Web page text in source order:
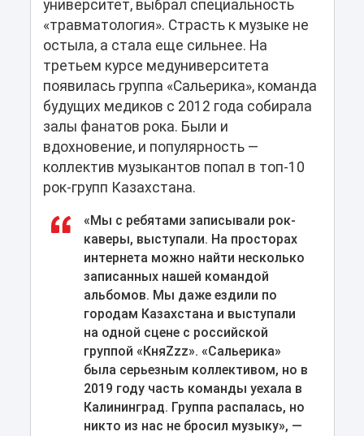
университет, выбрал специальность
«травматология». Страсть к музыке не
остыла, а стала еще сильнее. На
третьем курсе медуниверситета
появилась группа «Сальерика», команда
будущих медиков с 2012 года собирала
залы фанатов рока. Были и
вдохновение, и популярность —
коллектив музыкантов попал в топ-10
рок-групп Казахстана.
«Мы с ребятами записывали рок-
каверы, выступали. На просторах
интернета можно найти несколько
записанных нашей командой
альбомов. Мы даже ездили по
городам Казахстана и выступали
на одной сцене с российской
группой «КняZzz». «Сальерика»
была серьезным коллективом, но в
2019 году часть команды уехала в
Калининград. Группа распалась, но
никто из нас не бросил музыку», —